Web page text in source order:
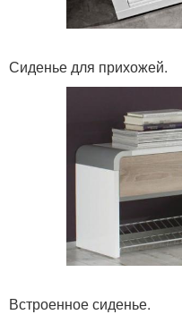
Сиденье для прихожей.
Встроенное сиденье.